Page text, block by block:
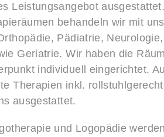
Leistungsangebot
behandeln wir mit
Pädiatrie,
Geriatrie. Wir haben die
individuell eingerichtet.
Therapien inkl.
ausgestattet.
und Logopädie